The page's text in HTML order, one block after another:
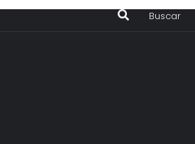
Buscar